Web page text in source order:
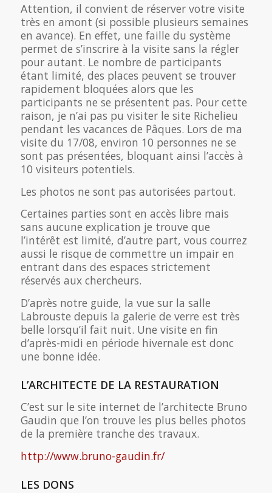
Attention, il convient de réserver votre visite
très en amont (si possible plusieurs semaines
en avance). En effet, une faille du système
permet de s’inscrire à la visite sans la régler
pour autant. Le nombre de participants
étant limité, des places peuvent se trouver
rapidement bloquées alors que les
participants ne se présentent pas. Pour cette
raison, je n’ai pas pu visiter le site Richelieu
pendant les vacances de Pâques. Lors de ma
visite du 17/08, environ 10 personnes ne se
sont pas présentées, bloquant ainsi l’accès à
10 visiteurs potentiels.
Les photos ne sont pas autorisées partout.
Certaines parties sont en accès libre mais
sans aucune explication je trouve que
l’intérêt est limité, d’autre part, vous courrez
aussi le risque de commettre un impair en
entrant dans des espaces strictement
réservés aux chercheurs.
D’après notre guide, la vue sur la salle
Labrouste depuis la galerie de verre est très
belle lorsqu’il fait nuit. Une visite en fin
d’après-midi en période hivernale est donc
une bonne idée.
L’ARCHITECTE DE LA RESTAURATION
C’est sur le site internet de l’architecte Bruno
Gaudin que l’on trouve les plus belles photos
de la première tranche des travaux.
http://www.bruno-gaudin.fr/
LES DONS